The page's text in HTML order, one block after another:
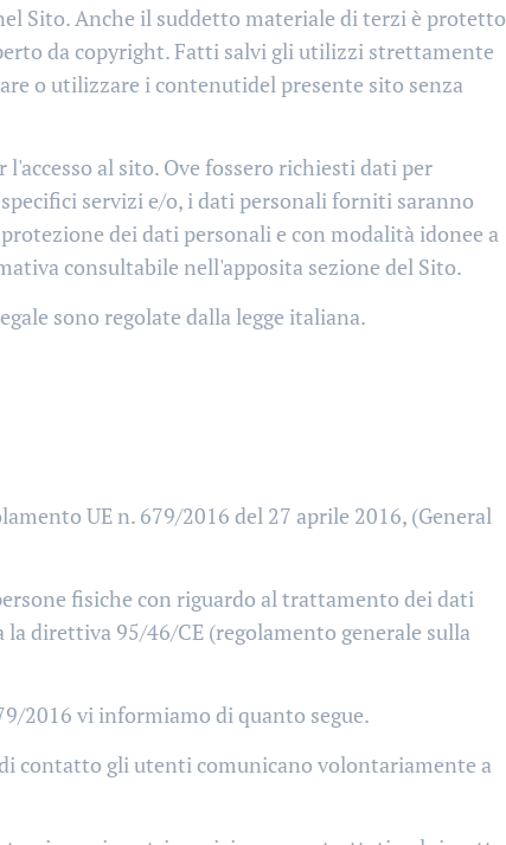
Sito. Anche il suddetto materiale di terzi è protetto
da copyright. Fatti salvi gli utilizzi strettamente
o utilizzare i contenutidel presente sito senza
al sito. Ove fossero richiesti dati per
servizi e/o, i dati personali forniti saranno
dei dati personali e con modalità idonee a
consultabile nell'apposita sezione del Sito.
sono regolate dalla legge italiana.
UE n. 679/2016 del 27 aprile 2016, (General
fisiche con riguardo al trattamento dei dati
direttiva 95/46/CE (regolamento generale sulla
2016 vi informiamo di quanto segue.
contatto gli utenti comunicano volontariamente a